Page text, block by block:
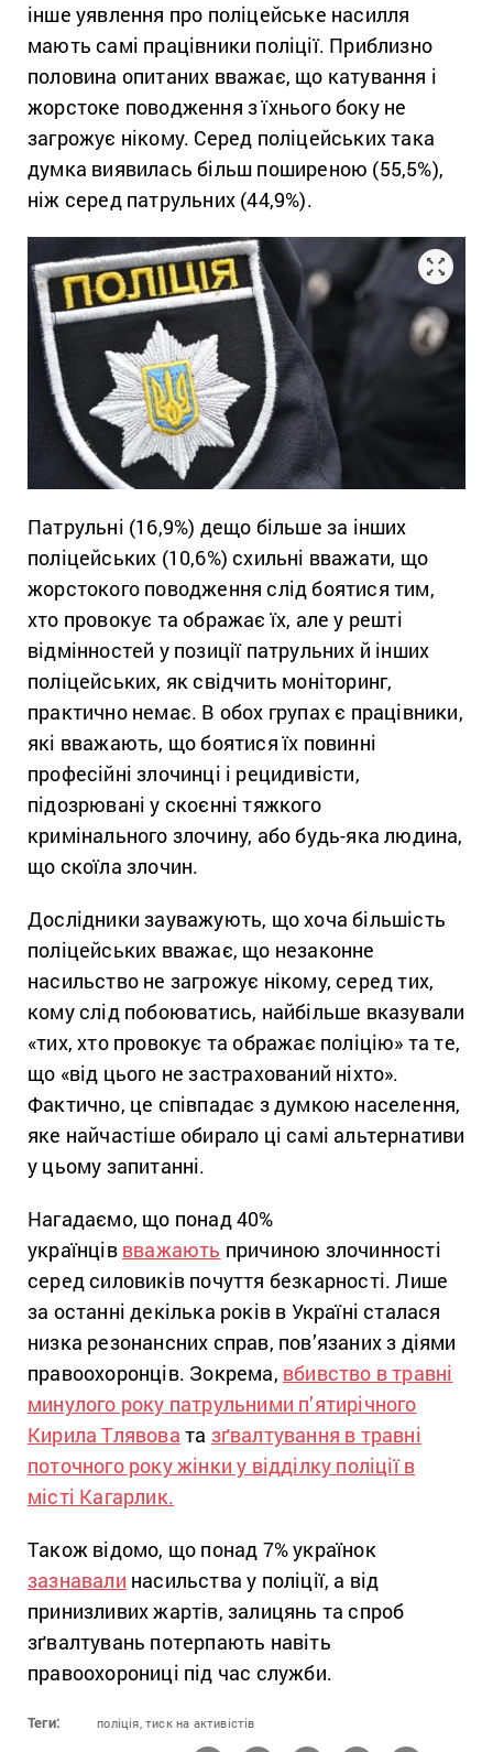
інше уявлення про поліцейське насилля
мають самі працівники поліції. Приблизно
половина опитаних вважає, що катування і
жорстоке поводження з їхнього боку не
загрожує нікому. Серед поліцейських така
думка виявилась більш поширеною (55,5%),
ніж серед патрульних (44,9%).
Патрульні (16,9%) дещо більше за інших
поліцейських (10,6%) схильні вважати, що
жорстокого поводження слід боятися тим,
хто провокує та ображає їх, але у решті
відмінностей у позиції патрульних й інших
поліцейських, як свідчить моніторинг,
практично немає. В обох групах є працівники,
які вважають, що боятися їх повинні
професійні злочинці і рецидивісти,
підозрювані у скоєнні тяжкого
кримінального злочину, або будь-яка людина,
що скоїла злочин.
Дослідники зауважують, що хоча більшість
поліцейських вважає, що незаконне
насильство не загрожує нікому, серед тих,
кому слід побоюватись, найбільше вказували
«тих, хто провокує та ображає поліцію» та те,
що «від цього не застрахований ніхто».
Фактично, це співпадає з думкою населення,
яке найчастіше обирало ці самі альтернативи
у цьому запитанні.
Нагадаємо, що понад 40%
українців вважають причиною злочинності
серед силовиків почуття безкарності. Лише
за останні декілька років в Україні сталася
низка резонансних справ, пов’язаних з діями
правоохоронців. Зокрема, вбивство в травні
минулого року патрульними п’ятирічного
Кирила Тлявова та зґвалтування в травні
поточного року жінки у відділку поліції в
місті Кагарлик.
Також відомо, що понад 7% українок
зазнавали насильства у поліції, а від
принизливих жартів, залицянь та спроб
зґвалтувань потерпають навіть
правоохорониці під час служби.
Теги: поліція, тиск на активістів